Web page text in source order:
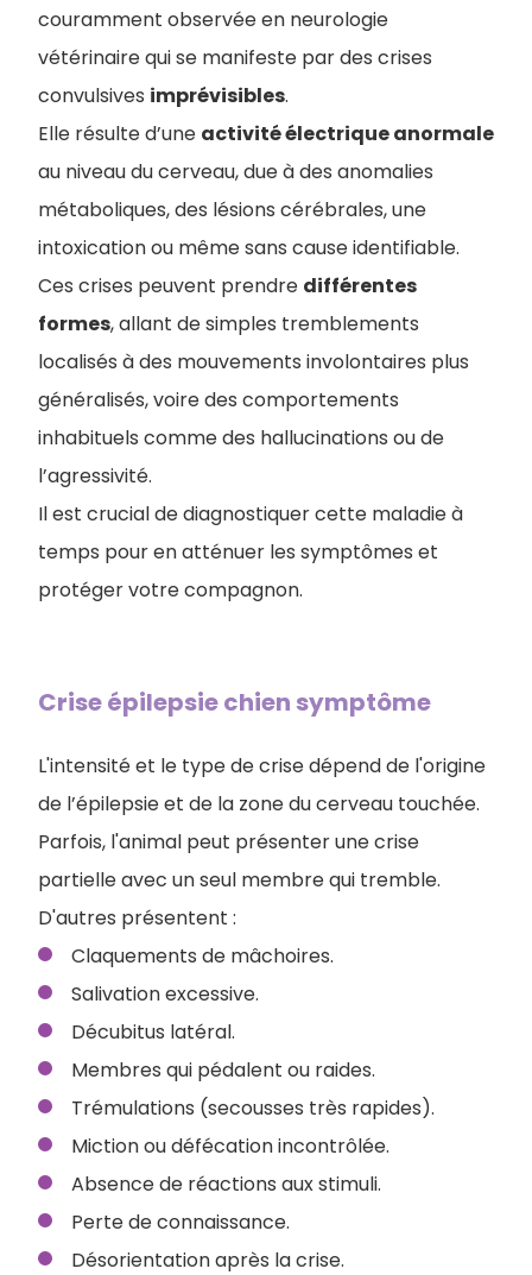
couramment observée en neurologie
vétérinaire qui se manifeste par des crises
convulsives imprévisibles.
Elle résulte d’une activité électrique anormale
au niveau du cerveau, due à des anomalies
métaboliques, des lésions cérébrales, une
intoxication ou même sans cause identifiable.
Ces crises peuvent prendre différentes
formes, allant de simples tremblements
localisés à des mouvements involontaires plus
généralisés, voire des comportements
inhabituels comme des hallucinations ou de
l’agressivité.
Il est crucial de diagnostiquer cette maladie à
temps pour en atténuer les symptômes et
protéger votre compagnon.
Crise épilepsie chien symptôme
L'intensité et le type de crise dépend de l'origine
de l’épilepsie et de la zone du cerveau touchée.
Parfois, l'animal peut présenter une crise
partielle avec un seul membre qui tremble.
D'autres présentent :
Claquements de mâchoires.
Salivation excessive.
Décubitus latéral.
Membres qui pédalent ou raides.
Trémulations (secousses très rapides).
Miction ou défécation incontrôlée.
Absence de réactions aux stimuli.
Perte de connaissance.
Désorientation après la crise.